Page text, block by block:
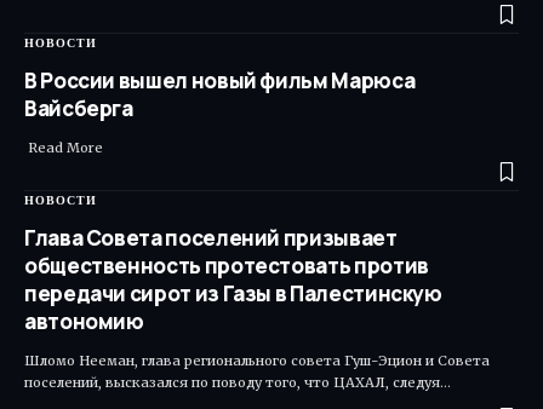
НОВОСТИ
В России вышел новый фильм Марюса
Вайсберга
​ Read More
НОВОСТИ
Глава Совета поселений призывает
общественность протестовать против
передачи сирот из Газы в Палестинскую
автономию
Шломо Нееман, глава регионального совета Гуш-Эцион и Совета
поселений, высказался по поводу того, что ЦАХАЛ, следуя…